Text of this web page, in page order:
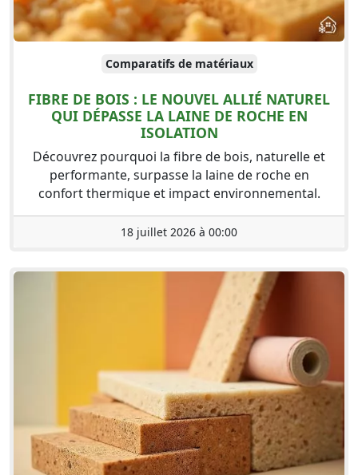
Comparatifs de matériaux
FIBRE DE BOIS : LE NOUVEL ALLIÉ NATUREL
QUI DÉPASSE LA LAINE DE ROCHE EN
ISOLATION
Découvrez pourquoi la fibre de bois, naturelle et
performante, surpasse la laine de roche en
confort thermique et impact environnemental.
18 juillet 2026 à 00:00